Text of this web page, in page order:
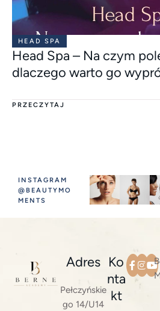
HEAD SPA
Head Spa – Na czym
dlaczego warto go
PRZECZYTAJ
INSTAGRAM
@BEAUTYMO
MENTS
Adres
Pełczyńskie
go 14/U14
Ko
nta
kt